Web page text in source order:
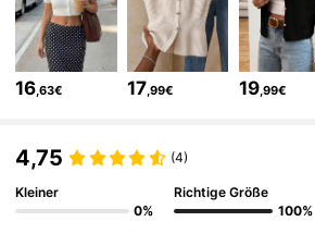
355K Follower
355K Follower
16,63€ 17,99€ 19,99€
4,75 (4)
Kleiner
0%
Richtige Größe
100%